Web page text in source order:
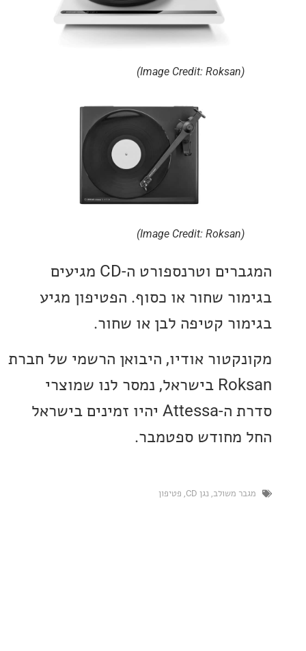
המגברים וטרנספורט ה-CD מגיעים
שחור או כסוף. הפטיפון מגיע
קטיפה לבן או שחור.
אודיו, היבואן הרשמי של חברת
Roksan בישראל, נמסר לנו שמוצרי
סדרת ה-Attessa יהיו זמינים בישראל
ספטמבר.
,נגן CD ,פטיפון